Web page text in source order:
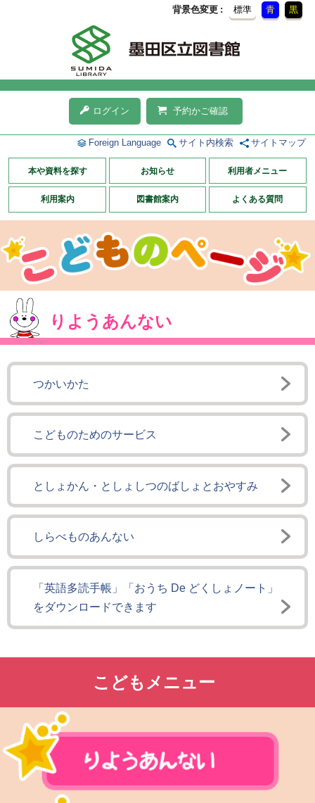
背景色変更 標準 青 黒
ログイン 予約かご確認
Foreign Language サイト内検索 サイトマップ
本や資料を探す お知らせ 利用者メニュー
利用案内 図書館案内 よくある質問
りようあんない
つかいかた
こどものためのサービス
としょかん・としょしつのばしょとおやすみ
しらべものあんない
「英語多読手帳」「おうち De どくしょノート」
をダウンロードできます